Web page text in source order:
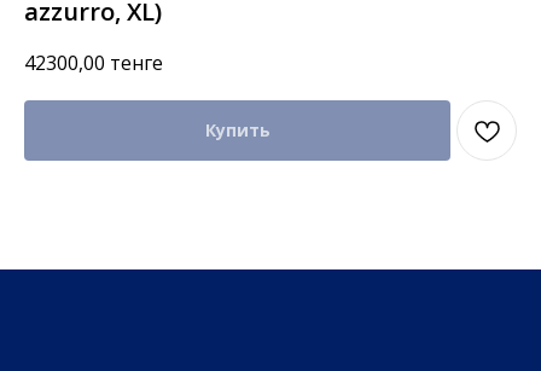
azzurro, XL)
42300,00 тенге
Купить